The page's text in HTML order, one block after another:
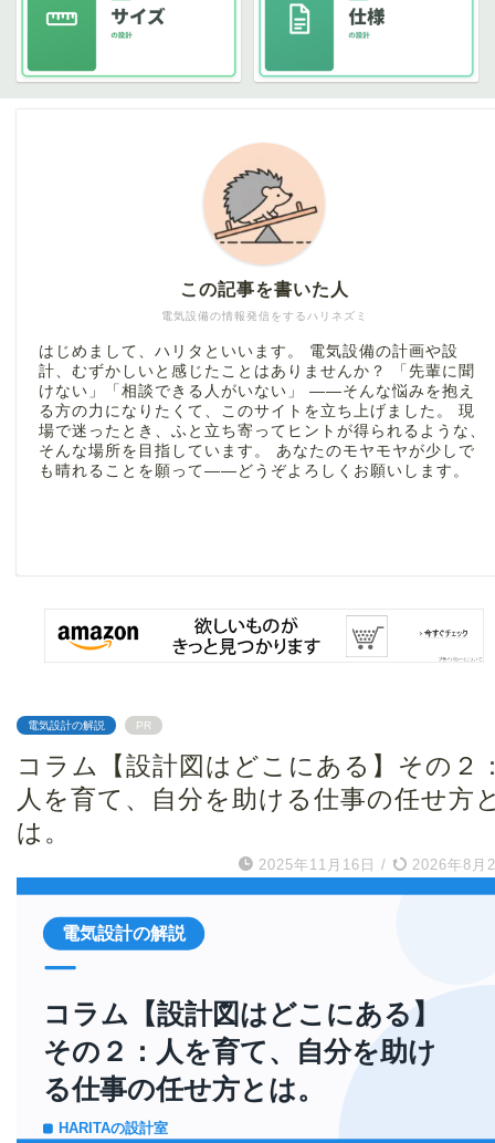
電気設備の情報発信をするハリネズミ
この記事を書いた人
はじめまして、ハリタといいます。 電気設備の計画や設
計、むずかしいと感じたことはありませんか？ 「先輩に聞
けない」「相談できる人がいない」 ――そんな悩みを抱え
る方の力になりたくて、このサイトを立ち上げました。 現
場で迷ったとき、ふと立ち寄ってヒントが得られるような、
そんな場所を目指しています。 あなたのモヤモヤが少しで
も晴れることを願って――どうぞよろしくお願いします。
電気設計の解説 PR
コラム【設計図はどこにある】その２
人を育て、自分を助ける仕事の任せ方
は。
2025年11月16日 / 2026年8月